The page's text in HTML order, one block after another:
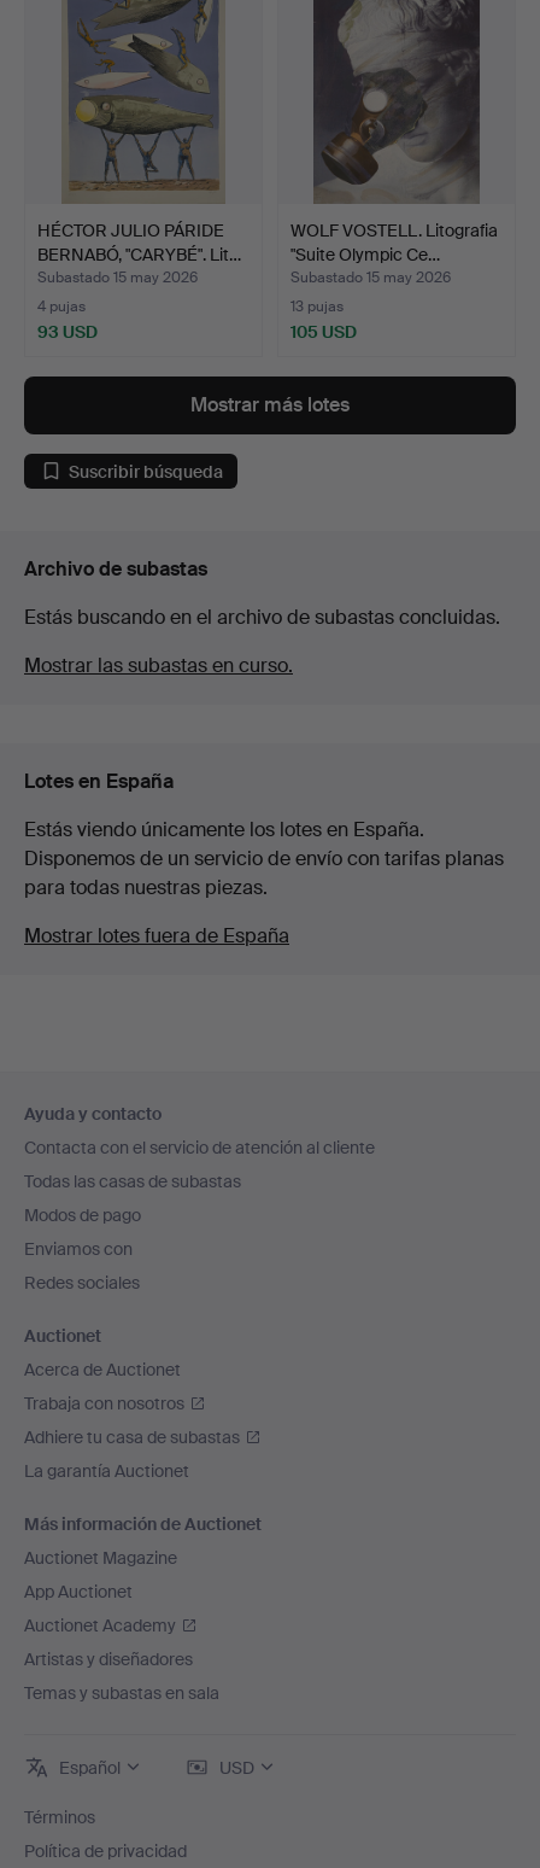
HÉCTOR JULIO PÁRIDE
BERNABÓ, "CARYBÉ". Lit…
Subastado 15 may 2026
4 pujas
93 USD
WOLF VOSTELL. Litografia
"Suite Olympic Ce…
Subastado 15 may 2026
13 pujas
105 USD
Mostrar más lotes
Suscribir búsqueda
Archivo de subastas
Estás buscando en el archivo de subastas concluidas.
Mostrar las subastas en curso.
Lotes en España
Estás viendo únicamente los lotes en España.
Disponemos de un servicio de envío con tarifas planas
para todas nuestras piezas.
Mostrar lotes fuera de España
en
el
pie
de
página
Ayuda y contacto
Contacta con el servicio de atención al cliente
Todas las casas de subastas
Modos de pago
Enviamos con
Redes sociales
Auctionet
Acerca de Auctionet
Trabaja con nosotros
Adhiere tu casa de subastas
La garantía Auctionet
Más información de Auctionet
Auctionet Magazine
App Auctionet
Auctionet Academy
Artistas y diseñadores
Temas y subastas en sala
Español USD
Términos
Política de privacidad